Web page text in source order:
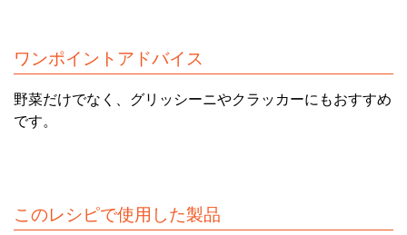
ワンポイントアドバイス
野菜だけでなく、グリッシーニやクラッカーにもおすすめ
です。
このレシピで使用した製品